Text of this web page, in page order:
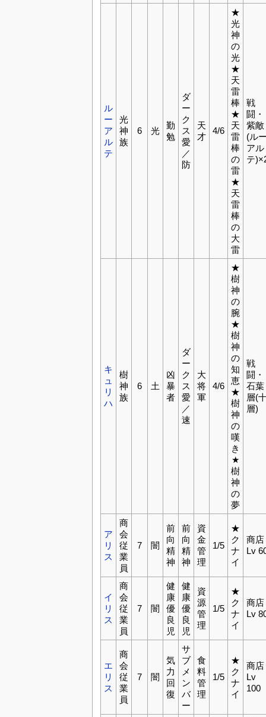
ル
ー
ア
ル
テ
光
神
族
6 光
勤
勉
ダ
ー
ク
ス
愛
／
防
天
才
4/6
★
光
神
の
光
★
天
雷
棒
★
天
雷
棒
の
雷
★
天
雷
棒
の
大
雷
戦
闘・
紫敵
(ル
アル
テ
キ
ュ
リ
ハ
樹
神
族
6 土
凶
暴
者
ダ
ー
ク
ス
愛
／
速
大
将
軍
4/6
★
樹
神
の
腕
★
樹
神
の
知
恵
★
樹
神
の
嘆
き
★
樹
神
の
夢
戦
闘・
石葉
層(
層)
ア
リ
ス
商
会
従
業
員
7 闇
前
向
精
神
前
向
精
神
資
金
管
理
1/5
★
ク
ナ
イ
商店
Lv
イ
リ
ス
商
会
従
業
員
7 闇
健
康
優
良
児
健
康
優
良
児
資
源
管
理
1/5
★
ク
ナ
イ
商店
Lv
エ
リ
ス
商
会
従
業
員
7 闇
気
力
回
復
サ
ブ
メ
ン
バ
ー
食
料
管
理
1/5
★
ク
ナ
イ
商店
Lv
100